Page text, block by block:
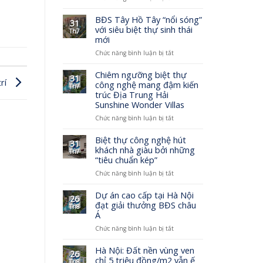
của
bất
Wonder
Villas-
biệt
thông
đầu
tiên
Sunshine
Group
31
Th7
BĐS Tây Hồ Tây “nổi sóng”
với siêu biệt thự sinh thái
mới
Chức năng bình luận bị tắtở
Tây
Hồ
Tây
sóng”
với
biệt
thự
sinh
mới
31
Th7
Chiêm ngưỡng biệt thự
công nghệ mang đậm kiến
trúc Địa Trung Hải
Sunshine Wonder Villas
Chức năng bình luận bị tắtở
ngưỡng
biệt
thự
nghệ
đậm
kiến
Trung
Sunshine
Wonder
31
Th7
Biệt thự công nghệ hút
khách nhà giàu bởi những
“tiêu chuẩn kép”
Chức năng bình luận bị tắtở
thự
công
nghệ
khách
giàu
bởi
26
Th8
Dự án cao cấp tại Hà Nội
đạt giải thưởng BĐS châu
Á
Chức năng bình luận bị tắtở
cao
26
Hà Nội: Đất nền vùng ven
chỉ 5 triệu đồng/m2 vẫn ế